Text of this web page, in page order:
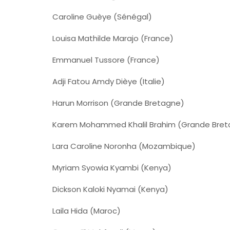
Caroline Guèye (Sénégal)
Louisa Mathilde Marajo (France)
Emmanuel Tussore (France)
Adji Fatou Amdy Dièye (Italie)
Harun Morrison (Grande Bretagne)
Karem Mohammed Khalil Brahim (Grande
Lara Caroline Noronha (Mozambique)
Myriam Syowia Kyambi (Kenya)
Dickson Kaloki Nyamai (Kenya)
Laila Hida (Maroc)